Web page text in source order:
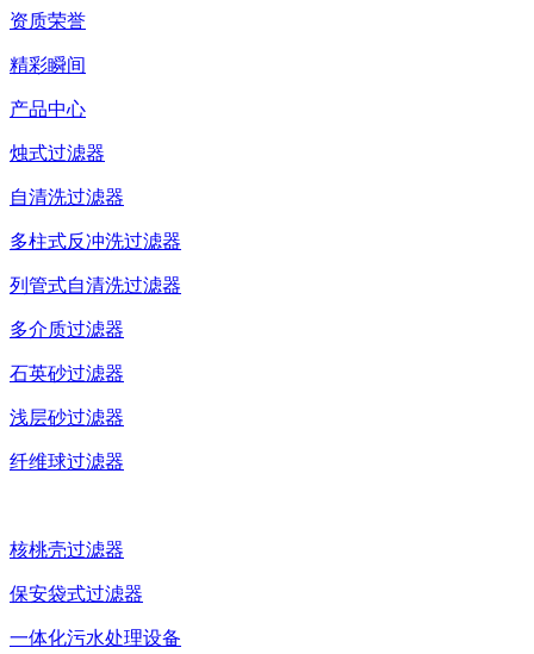
资质荣誉
精彩瞬间
产品中心
烛式过滤器
自清洗过滤器
多柱式反冲洗过滤器
列管式自清洗过滤器
多介质过滤器
石英砂过滤器
浅层砂过滤器
纤维球过滤器
核桃壳过滤器
保安袋式过滤器
一体化污水处理设备